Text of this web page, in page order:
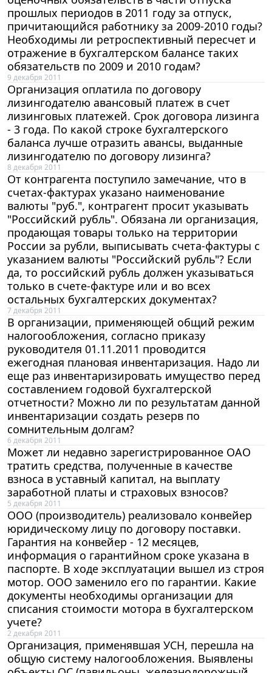
прошлых периодов в 2011 году за отпуск,
причитающийся работнику за 2009-2010 годы?
Необходимы ли ретроспективный пересчет и
отражение в бухгалтерском балансе таких
обязательств по 2009 и 2010 годам?
9 декабря 2011
Организация оплатила по договору
лизингодателю авансовый платеж в счет
лизинговых платежей. Срок договора лизинга
- 3 года. По какой строке бухгалтерского
баланса лучше отразить авансы, выданные
лизингодателю по договору лизинга?
8 декабря 2011
От контрагента поступило замечание, что в
счетах-фактурах указано наименование
валюты "руб.", контрагент просит указывать
"Российский рубль". Обязана ли организация,
продающая товары только на территории
России за рубли, выписывать счета-фактуры с
указанием валюты "Российский рубль"? Если
да, то российский рубль должен указываться
только в счете-фактуре или и во всех
остальных бухгалтерских документах?
7 декабря 2011
В организации, применяющей общий режим
налогообложения, согласно приказу
руководителя 01.11.2011 проводится
ежегодная плановая инвентаризация. Надо ли
еще раз инвентаризировать имущество перед
составлением годовой бухгалтерской
отчетности? Можно ли по результатам данной
инвентаризации создать резерв по
сомнительным долгам?
6 декабря 2011
Может ли недавно зарегистрированное ОАО
тратить средства, полученные в качестве
взноса в уставный капитал, на выплату
заработной платы и страховых взносов?
5 декабря 2011
ООО (производитель) реализовало конвейер
юридическому лицу по договору поставки.
Гарантия на конвейер - 12 месяцев,
информация о гарантийном сроке указана в
паспорте. В ходе эксплуатации вышел из строя
мотор. ООО заменило его по гарантии. Какие
документы необходимы организации для
списания стоимости мотора в бухгалтерском
учете?
2 декабря 2011
Организация, применявшая УСН, перешла на
общую систему налогообложения. Выявлены